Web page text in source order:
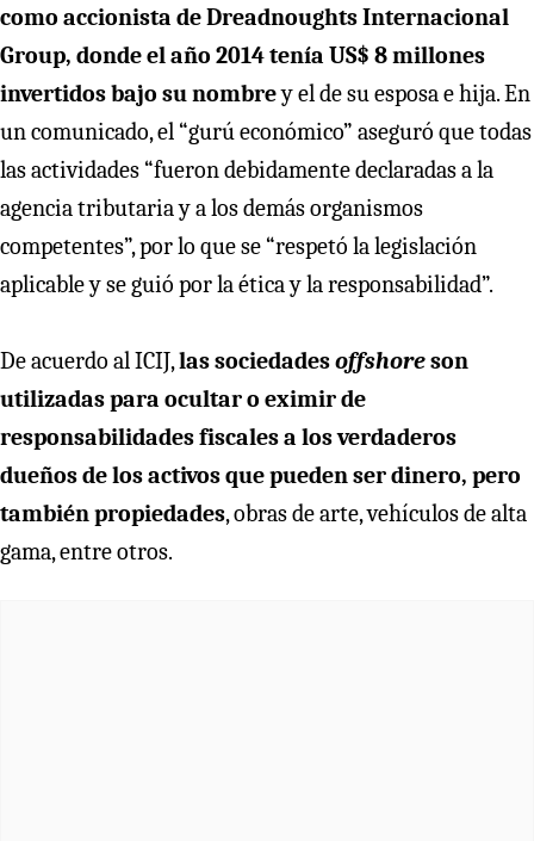
como accionista de Dreadnoughts Internacional
Group, donde el año 2014 tenía US$ 8 millones
invertidos bajo su nombrey el de su esposa e hija. En
un comunicado, el “gurú económico” aseguró que todas
las actividades “fueron debidamente declaradas a la
agencia tributaria y a los demás organismos
competentes”, por lo que se “respetó la legislación
aplicable y se guió por la ética y la responsabilidad”.
De acuerdo al ICIJ,las sociedadesoffshoreson
utilizadas para ocultar o eximir de
responsabilidades fiscales a los verdaderos
dueños de los activos que pueden ser dinero, pero
también propiedades, obras de arte, vehículos de alta
gama, entre otros.